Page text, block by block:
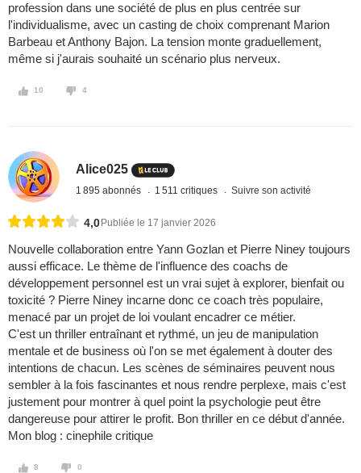
profession dans une société de plus en plus centrée sur
l'individualisme, avec un casting de choix comprenant Marion
Barbeau et Anthony Bajon. La tension monte graduellement,
même si j'aurais souhaité un scénario plus nerveux.
10 4
Alice025
1 895 abonnés 1 511 critiques Suivre son activité
4,0 Publiée le 17 janvier 2026
Nouvelle collaboration entre Yann Gozlan et Pierre Niney toujours
aussi efficace. Le thème de l'influence des coachs de
développement personnel est un vrai sujet à explorer, bienfait ou
toxicité ? Pierre Niney incarne donc ce coach très populaire,
menacé par un projet de loi voulant encadrer ce métier.
C'est un thriller entraînant et rythmé, un jeu de manipulation
mentale et de business où l'on se met également à douter des
intentions de chacun. Les scènes de séminaires peuvent nous
sembler à la fois fascinantes et nous rendre perplexe, mais c'est
justement pour montrer à quel point la psychologie peut être
dangereuse pour attirer le profit. Bon thriller en ce début d'année.
Mon blog : cinephile critique
8 0